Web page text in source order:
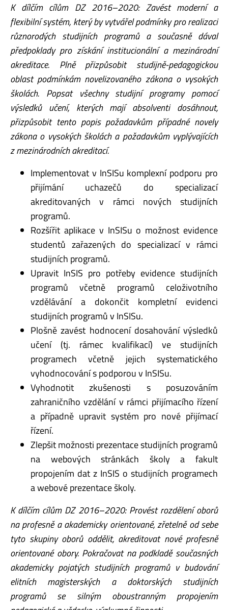
K dílčím cílům DZ 2016–2020: Zavést moderní a
flexibilní systém, který by vytvářel podmínky pro realizaci
různorodých studijních programů a současně dával
předpoklady pro získání institucionální a mezinárodní
akreditace. Plně přizpůsobit studijně-pedagogickou
oblast podmínkám novelizovaného zákona o vysokých
školách. Popsat všechny studijní programy pomocí
výsledků učení, kterých mají absolventi dosáhnout,
přizpůsobit tento popis požadavkům případné novely
zákona o vysokých školách a požadavkům vyplývajících
z mezinárodních akreditací.
Implementovat v InSISu komplexní podporu pro
přijímání uchazečů do specializací
akreditovaných v rámci nových studijních
programů.
Rozšířit aplikace v InSISu o možnost evidence
studentů zařazených do specializací v rámci
studijních programů.
Upravit InSIS pro potřeby evidence studijních
programů včetně programů celoživotního
vzdělávání a dokončit kompletní evidenci
studijních programů v InSISu.
Plošně zavést hodnocení dosahování výsledků
učení (tj. rámec kvalifikací) ve studijních
programech včetně jejich systematického
vyhodnocování s podporou v InSISu.
Vyhodnotit zkušenosti s posuzováním
zahraničního vzdělání v rámci přijímacího řízení
a případně upravit systém pro nové přijímací
řízení.
Zlepšit možnosti prezentace studijních programů
na webových stránkách školy a fakult
propojením dat z InSIS o studijních programech
a webové prezentace školy.
K dílčím cílům DZ 2016–2020: Provést rozdělení oborů
na profesně a akademicky orientované, zřetelně od sebe
tyto skupiny oborů oddělit, akreditovat nové profesně
orientované obory. Pokračovat na podkladě současných
akademicky pojatých studijních programů v budování
elitních magisterských a doktorských studijních
programů se silným oboustranným propojením